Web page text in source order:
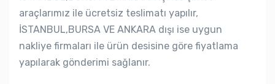
araçlarımız ile ücretsiz teslimatı yapılır,
İSTANBUL,BURSA VE ANKARA dışı ise uygun
nakliye firmaları ile ürün desisine göre fiyatlama
yapılarak gönderimi sağlanır.